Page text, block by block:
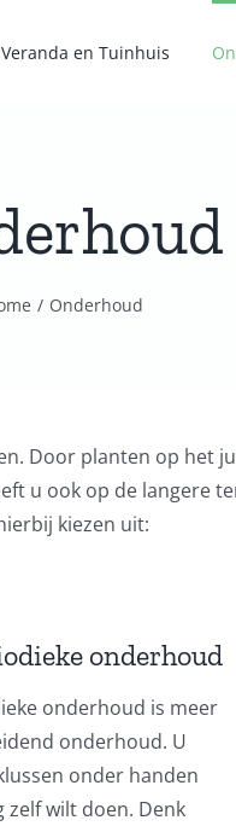
Veranda en Tuinhuis
Onderhoud
Door planten op het
u ook op de langere
kiezen uit:
onderhoud
onderhoud is meer
onderhoud. U
onder handen
zelf wilt doen. Denk